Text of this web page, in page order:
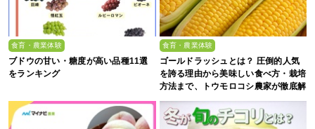
食育・農業体験
ブドウの甘い・糖度が高い品種11選
をランキング
食育・農業体験
ゴールドラッシュとは？ 圧倒的人気
を誇る理由から美味しい食べ方・栽培
方法まで、トウモロコシ農家が徹底解